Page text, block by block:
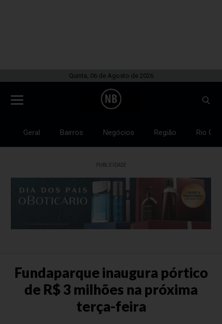
Quinta, 06 de Agosto de 2026
Geral Bairros Negócios Região Rio
PUBLICIDADE
Fundaparque inaugura pórtico
de R$ 3 milhões na próxima
terça-feira